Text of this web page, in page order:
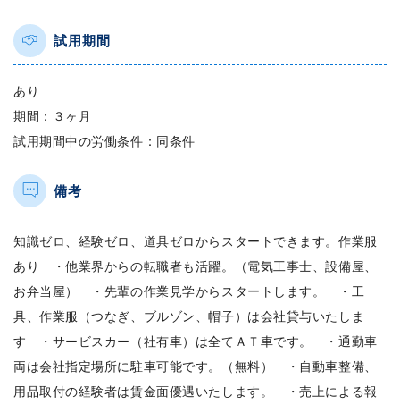
試用期間
あり
期間：３ヶ月
試用期間中の労働条件：同条件
備考
知識ゼロ、経験ゼロ、道具ゼロからスタートできます。作業服
あり ・他業界からの転職者も活躍。（電気工事士、設備屋、
お弁当屋） ・先輩の作業見学からスタートします。 ・工
具、作業服（つなぎ、ブルゾン、帽子）は会社貸与いたしま
す ・サービスカー（社有車）は全てＡＴ車です。 ・通勤車
両は会社指定場所に駐車可能です。（無料） ・自動車整備、
用品取付の経験者は賃金面優遇いたします。 ・売上による報